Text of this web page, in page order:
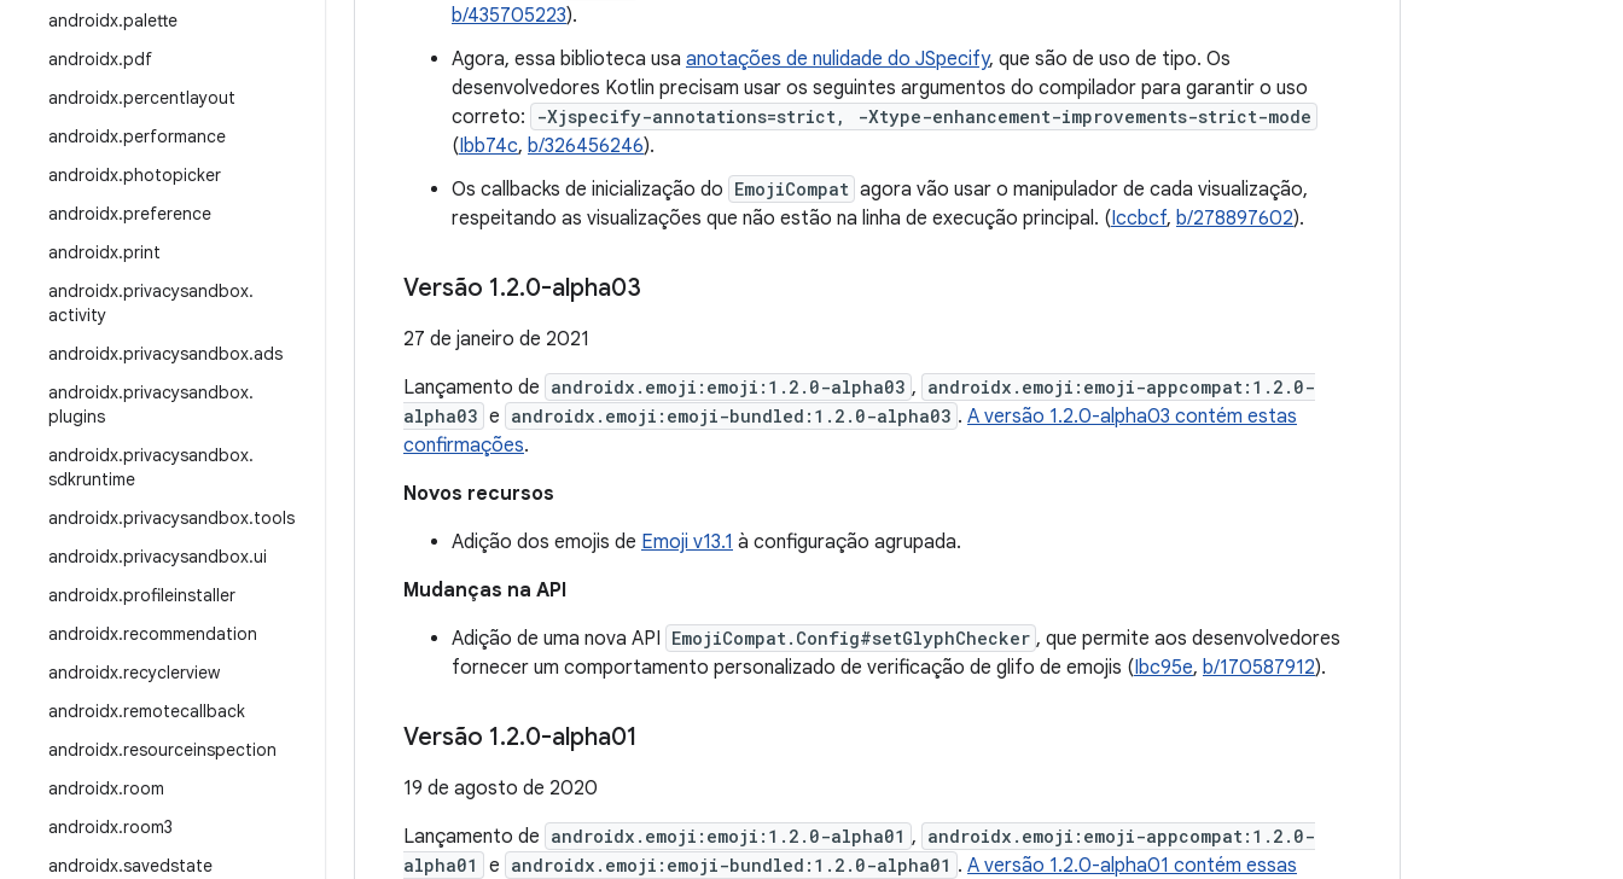
androidx.palette
androidx.pdf
androidx.percentlayout
androidx.performance
androidx.photopicker
androidx.preference
androidx.print
androidx.privacysandbox.
activity
androidx.privacysandbox.ads
androidx.privacysandbox.
plugins
androidx.privacysandbox.
sdkruntime
androidx.privacysandbox.tools
androidx.privacysandbox.ui
androidx.profileinstaller
androidx.recommendation
androidx.recyclerview
androidx.remotecallback
androidx.resourceinspection
androidx.room
androidx.room3
androidx.savedstate
b/435705223).
Agora, essa biblioteca usa anotações de nulidade do JSpecify, que são de uso de tipo. Os
desenvolvedores Kotlin precisam usar os seguintes argumentos do compilador para garantir o uso
correto:
-Xjspecify-annotations=strict, -Xtype-enhancement-improvements-strict-mode
(Ibb74c, b/326456246).
Os callbacks de inicialização do EmojiCompat agora vão usar o manipulador de cada visualização,
respeitando as visualizações que não estão na linha de execução principal. (Iccbcf, b/278897602).
Versão 1.2.0-alpha03
27 de janeiro de 2021
Lançamento de androidx.emoji:emoji:1.2.0-alpha03 , androidx.emoji:emoji-appcompat:1.2.0-
alpha03 e androidx.emoji:emoji-bundled:1.2.0-alpha03 . A versão 1.2.0-alpha03 contém estas
confirmações.
Novos recursos
Adição dos emojis de Emoji v13.1 à configuração agrupada.
Mudanças na API
Adição de uma nova API EmojiCompat.Config#setGlyphChecker , que permite aos desenvolvedores
fornecer um comportamento personalizado de verificação de glifo de emojis (Ibc95e, b/170587912).
Versão 1.2.0-alpha01
19 de agosto de 2020
Lançamento de androidx.emoji:emoji:1.2.0-alpha01 , androidx.emoji:emoji-appcompat:1.2.0-
alpha01
e androidx.emoji:emoji-bundled:1.2.0-alpha01 . A versão 1.2.0-alpha01 contém essas